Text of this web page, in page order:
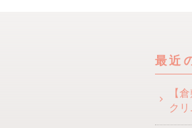
最近
【
ク